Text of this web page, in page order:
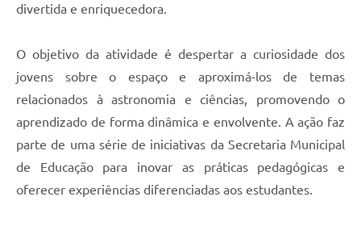
divertida e enriquecedora.
O objetivo da atividade é despertar a curiosidade dos
jovens sobre o espaço e aproximá-los de temas
relacionados à astronomia e ciências, promovendo o
aprendizado de forma dinâmica e envolvente. A ação faz
parte de uma série de iniciativas da Secretaria Municipal
de Educação para inovar as práticas pedagógicas e
oferecer experiências diferenciadas aos estudantes.